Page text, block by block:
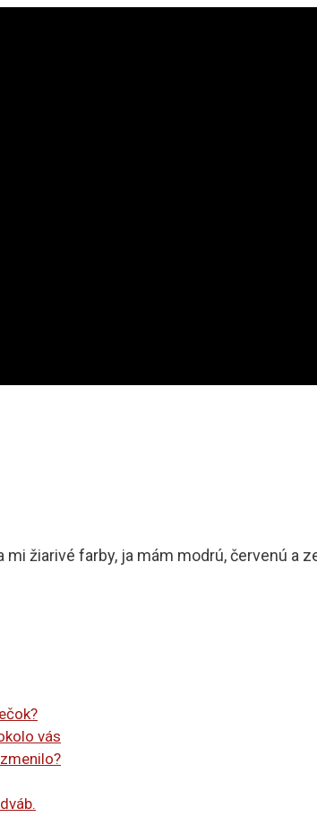
žiarivé farby, ja mám modrú, červenú a
vás